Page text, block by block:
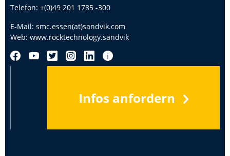
Telefon: +(0)49 201 1785 -300
E-Mail: smc.essen(at)sandvik.com
Web: www.rocktechnology.sandvik
Infos anfordern